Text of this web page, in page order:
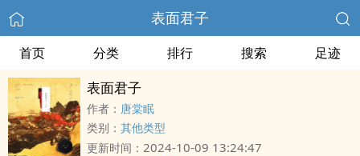
表面君子
首页 分类 排行 搜索 足迹
表面君子
作者： 唐棠眠
类别： 其他类型
更新时间： 2024-10-09 13:24:47